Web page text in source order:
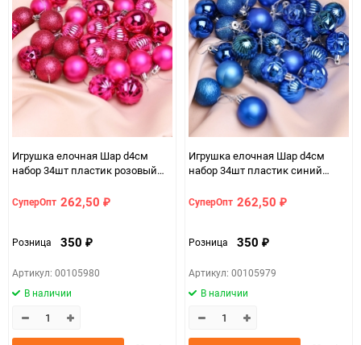
Игрушка елочная Шар d4см
набор 34шт пластик розовый
СуперОпт 262,50 ₽
Розница 350 ₽
Артикул: 00105980
В наличии
Игрушка елочная Шар d4см
набор 34шт пластик синий
СуперОпт 262,50 ₽
Розница 350 ₽
Артикул: 00105979
В наличии